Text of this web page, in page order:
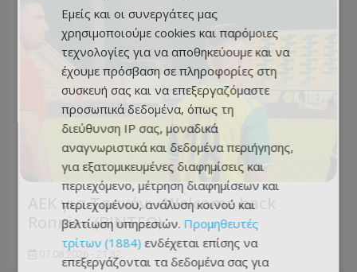
ΑΕΚ για Τσακόν: «Welcome back
Ronnie» (ΒΙΝΤΕΟ)
07.08.2026 - 21:32
Εμείς και οι συνεργάτες μας
χρησιμοποιούμε cookies και παρόμοιες
τεχνολογίες για να αποθηκεύουμε και να
έχουμε πρόσβαση σε πληροφορίες στη
συσκευή σας και να επεξεργαζόμαστε
προσωπικά δεδομένα, όπως τη
διεύθυνση IP σας, μοναδικά
αναγνωριστικά και δεδομένα περιήγησης,
για εξατομικευμένες διαφημίσεις και
περιεχόμενο, μέτρηση διαφημίσεων και
περιεχομένου, ανάλυση κοινού και
βελτίωση υπηρεσιών. Προμηθευτές
τρίτων (1884) ενδέχεται επίσης να
επεξεργάζονται τα δεδομένα σας για